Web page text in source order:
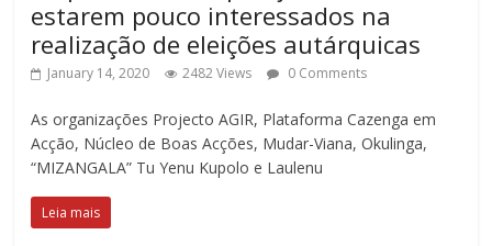
estarem pouco interessados na
realização de eleições autárquicas
January 14, 2020 2482 Views 0 Comments
As organizações Projecto AGIR, Plataforma Cazenga em
Acção, Núcleo de Boas Acções, Mudar-Viana, Okulinga,
“MIZANGALA” Tu Yenu Kupolo e Laulenu
Leia mais